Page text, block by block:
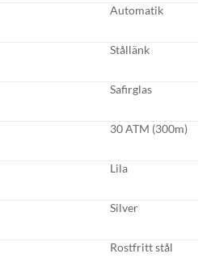
Automatik
Stållänk
Safirglas
30 ATM (300m)
Lila
Silver
Rostfritt stål
KUNDKLUBB